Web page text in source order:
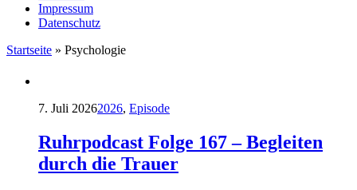
Impressum
Datenschutz
Startseite » Psychologie
7. Juli 20262026, Episode
Ruhrpodcast Folge 167 – Begleiten
durch die Trauer